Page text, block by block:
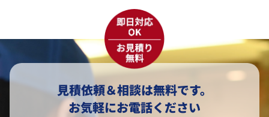
見積依頼＆相談は無料です。
お気軽にお電話ください